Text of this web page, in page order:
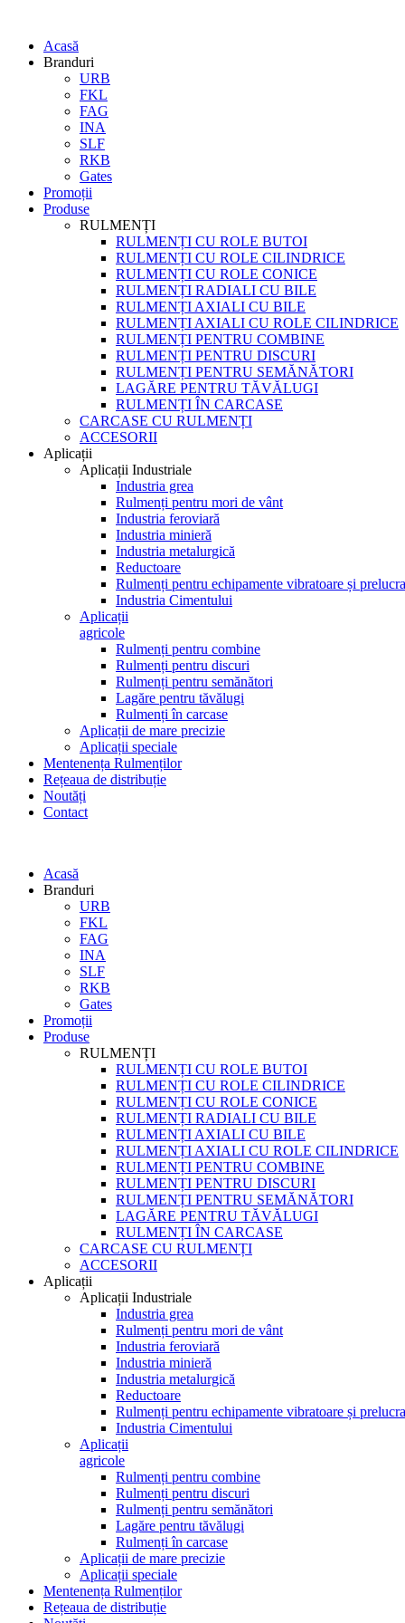
Acasă
Branduri
URB
FKL
FAG
INA
SLF
RKB
Gates
Promoții
Produse
RULMENȚI
RULMENȚI CU ROLE BUTOI
RULMENȚI CU ROLE CILINDRICE
RULMENȚI CU ROLE CONICE
RULMENȚI RADIALI CU BILE
RULMENȚI AXIALI CU BILE
RULMENȚI AXIALI CU ROLE CILINDRICE
RULMENȚI PENTRU COMBINE
RULMENȚI PENTRU DISCURI
RULMENȚI PENTRU SEMĂNĂTORI
LAGĂRE PENTRU TĂVĂLUGI
RULMENȚI ÎN CARCASE
CARCASE CU RULMENȚI
ACCESORII
Aplicații
Aplicații Industriale
Industria grea
Rulmenți pentru mori de vânt
Industria feroviară
Industria minieră
Industria metalurgică
Reductoare
Rulmenți pentru echipamente vibratoare și
Industria Cimentului
Aplicații
agricole
Rulmenți pentru combine
Rulmenți pentru discuri
Rulmenți pentru semănători
Lagăre pentru tăvălugi
Rulmenți în carcase
Aplicații de mare precizie
Aplicații speciale
Mentenența Rulmenților
Rețeaua de distribuție
Noutăți
Contact
Acasă
Branduri
URB
FKL
FAG
INA
SLF
RKB
Gates
Promoții
Produse
RULMENȚI
RULMENȚI CU ROLE BUTOI
RULMENȚI CU ROLE CILINDRICE
RULMENȚI CU ROLE CONICE
RULMENȚI RADIALI CU BILE
RULMENȚI AXIALI CU BILE
RULMENȚI AXIALI CU ROLE CILINDRICE
RULMENȚI PENTRU COMBINE
RULMENȚI PENTRU DISCURI
RULMENȚI PENTRU SEMĂNĂTORI
LAGĂRE PENTRU TĂVĂLUGI
RULMENȚI ÎN CARCASE
CARCASE CU RULMENȚI
ACCESORII
Aplicații
Aplicații Industriale
Industria grea
Rulmenți pentru mori de vânt
Industria feroviară
Industria minieră
Industria metalurgică
Reductoare
Rulmenți pentru echipamente vibratoare și
Industria Cimentului
Aplicații
agricole
Rulmenți pentru combine
Rulmenți pentru discuri
Rulmenți pentru semănători
Lagăre pentru tăvălugi
Rulmenți în carcase
Aplicații de mare precizie
Aplicații speciale
Mentenența Rulmenților
Rețeaua de distribuție